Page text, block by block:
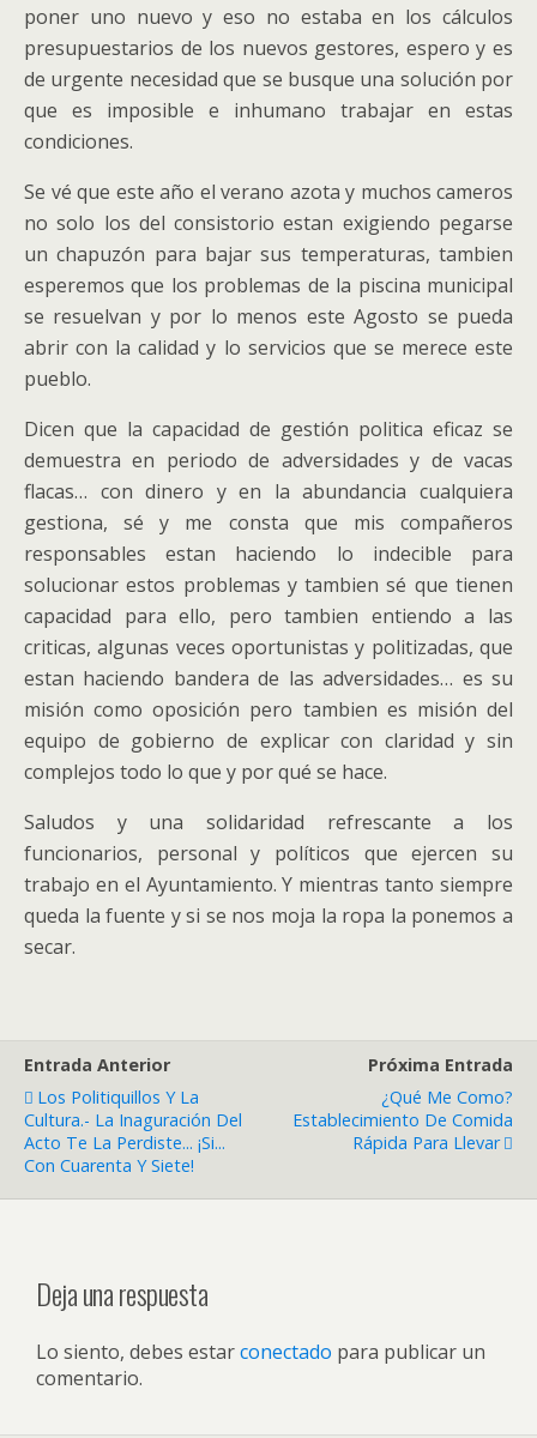
poner uno nuevo y eso no estaba en los cálculos
presupuestarios de los nuevos gestores, espero y es
de urgente necesidad que se busque una solución por
que es imposible e inhumano trabajar en estas
condiciones.
Se vé que este año el verano azota y muchos cameros
no solo los del consistorio estan exigiendo pegarse
un chapuzón para bajar sus temperaturas, tambien
esperemos que los problemas de la piscina municipal
se resuelvan y por lo menos este Agosto se pueda
abrir con la calidad y lo servicios que se merece este
pueblo.
Dicen que la capacidad de gestión politica eficaz se
demuestra en periodo de adversidades y de vacas
flacas… con dinero y en la abundancia cualquiera
gestiona, sé y me consta que mis compañeros
responsables estan haciendo lo indecible para
solucionar estos problemas y tambien sé que tienen
capacidad para ello, pero tambien entiendo a las
criticas, algunas veces oportunistas y politizadas, que
estan haciendo bandera de las adversidades… es su
misión como oposición pero tambien es misión del
equipo de gobierno de explicar con claridad y sin
complejos todo lo que y por qué se hace.
Saludos y una solidaridad refrescante a los
funcionarios, personal y políticos que ejercen su
trabajo en el Ayuntamiento. Y mientras tanto siempre
queda la fuente y si se nos moja la ropa la ponemos a
secar.
Entrada Anterior
Los Politiquillos Y La
Cultura.- La Inaguración Del
Acto Te La Perdiste... ¡Si...
Con Cuarenta Y Siete!
Próxima Entrada
¿Qué Me Como?
Establecimiento De Comida
Rápida Para Llevar
Deja una respuesta
Lo siento, debes estarconectado para publicar un
comentario.